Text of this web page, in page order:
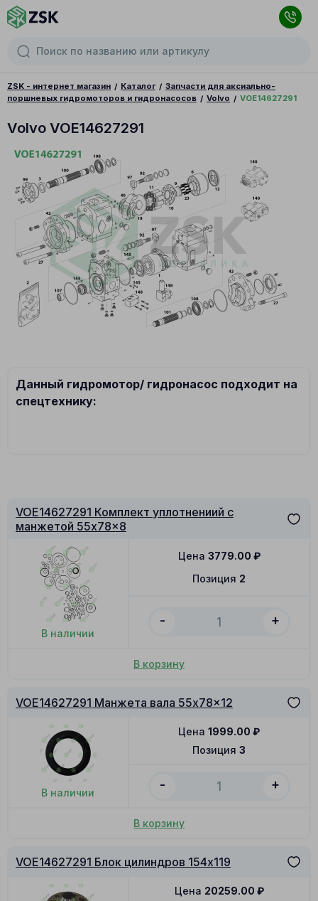
ZSK - интернет магазин Каталог
Запчасти для аксиально-
поршневых гидромоторов и гидронасосов
Volvo VOE14627291
Volvo VOE14627291
Данный гидромотор/ гидронасос подходит на
спецтехнику:
VOE14627291 Комплект уплотнениий с
манжетой 55x78x8
В наличии
Позиция 2
Цена 3779.00 ₽
- +
В корзину
VOE14627291 Манжета вала 55x78x12
В наличии
Позиция 3
Цена 1999.00 ₽
- +
В корзину
VOE14627291 Блок цилиндров 154x119
Цена 20259.00 ₽